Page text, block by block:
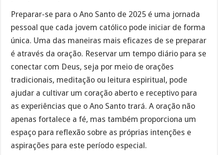
Preparar-se para o Ano Santo de 2025 é uma jornada
pessoal que cada jovem católico pode iniciar de forma
única. Uma das maneiras mais eficazes de se preparar
é através da oração. Reservar um tempo diário para se
conectar com Deus, seja por meio de orações
tradicionais, meditação ou leitura espiritual, pode
ajudar a cultivar um coração aberto e receptivo para
as experiências que o Ano Santo trará. A oração não
apenas fortalece a fé, mas também proporciona um
espaço para reflexão sobre as próprias intenções e
aspirações para este período especial.